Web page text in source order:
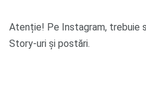
Atenție! Pe Instagram, trebuie
Story-uri și postări.